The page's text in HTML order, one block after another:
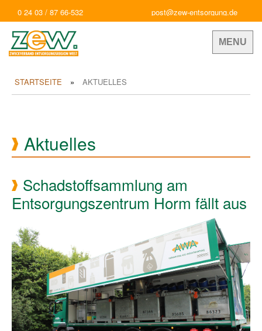
0 24 03 / 87 66-532 post@zew-entsorgung.de
MENU
STARTSEITE AKTUELLES
Aktuelles
Schadstoffsammlung am
Entsorgungszentrum Horm fällt aus